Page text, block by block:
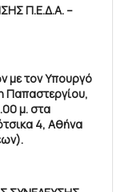
Π.Ε.Δ.Α. –
με τον Υπουργό
Παπαστεργίου,
μ. στα
4, Αθήνα